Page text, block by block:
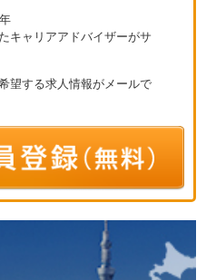
キャリアアドバイザーがサ
望する求人情報がメールで